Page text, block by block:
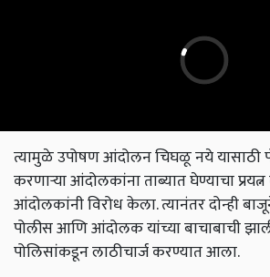
त्यामुळे उपोषण आंदोलन चिघळू नये यासाठी
करणाऱ्या आंदोलकांना ताब्यात घेण्याचा
आंदोलकांनी विरोध केला. त्यानंतर दोन्ही
पोलीस आणि आंदोलक यांच्या बाचाबाची
पोलिसांकडून लाठीचार्ज करण्यात आला.